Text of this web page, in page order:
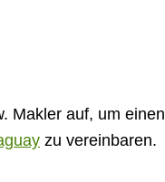
Makler auf, um einen
zu vereinbaren.